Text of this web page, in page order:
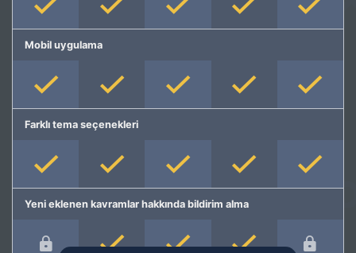
Mobil uygulama
Farklı tema seçenekleri
Yeni eklenen kavramlar hakkında bildirim alma